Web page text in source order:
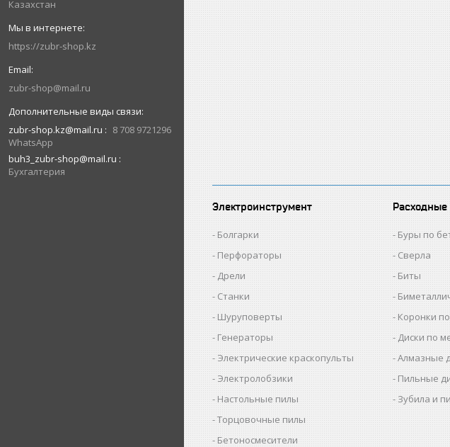
Казахстан
https://zubr-shop.kz
zubr-shop@mail.ru
zubr-shop.kz@mail.ru
8 708 9721296
WhatsApp
buh3_zubr-shop@mail.ru
Бухгалтерия
Электроинструмент
Болгарки
Перфораторы
Дрели
Станки
Шуруповерты
Генераторы
Электрические краскопульты
Электролобзики
Настольные пилы
Торцовочные пилы
Бетоносмесители
Буры по
Сверла
Биты
Коронки
Диски по
Алмазные
Пильные
Зубила и